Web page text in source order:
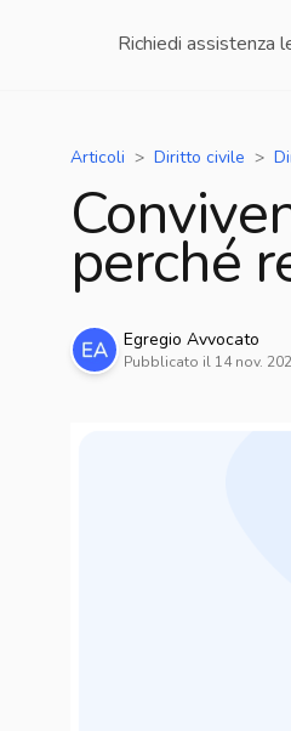
Richiedi assistenza
Articoli Diritto civile
perché
Egregio Avvocato
Pubblicato il 14 nov.